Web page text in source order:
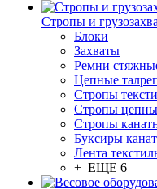
Стропы и
Блоки
Захваты
Ремни
Цепные
Стропы
Стропы
Стропы
Буксиры
Лента
+ ЕЩЕ 6